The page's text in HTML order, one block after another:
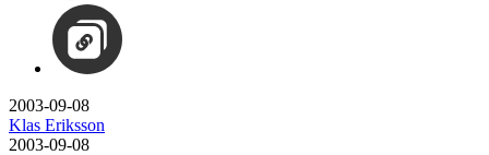
2003-09-08
Klas Eriksson
2003-09-08